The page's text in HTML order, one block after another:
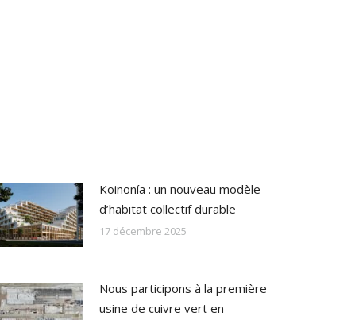
Koinonía : un nouveau modèle
d’habitat collectif durable
17 décembre 2025
Nous participons à la première
usine de cuivre vert en